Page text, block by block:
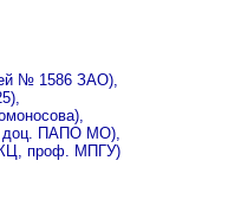
№ 1586 ЗАО),
доц. ПАПО МО),
проф. МПГУ)